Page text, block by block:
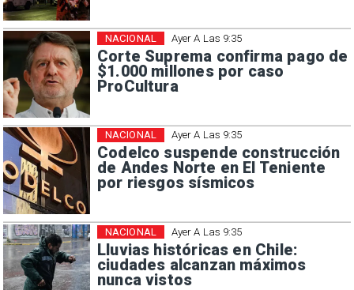
Ayer A Las 9:35
Corte Suprema confirma pago de
$1.000 millones por caso
ProCultura
NACIONAL
Ayer A Las 9:35
Codelco suspende construcción
de Andes Norte en El Teniente
por riesgos sísmicos
NACIONAL
Ayer A Las 9:35
Lluvias históricas en Chile:
ciudades alcanzan máximos
nunca vistos
NACIONAL